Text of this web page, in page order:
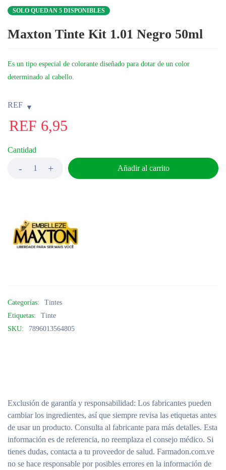
SOLO QUEDAN 5 DISPONIBLES
Maxton Tinte Kit 1.01 Negro 50ml
Es un tipo especial de colorante diseñado para dotar de un color
determinado al cabello.
REF
REF 6,95
Cantidad
Añadir al carrito
Categorías:
Tintes
Etiquetas:
Tinte
SKU:
7896013564805
Exclusión de garantía y responsabilidad: Los fabricantes pueden
cambiar los ingredientes, así que siempre revisa las etiquetas antes
de usar un producto. Consulta al fabricante para más detalles. Esta
información es de referencia, no reemplaza el consejo médico. Si
tienes dudas, contacta a tu proveedor de salud. Farmadon.com.ve
no se hace responsable por posibles errores en la información de